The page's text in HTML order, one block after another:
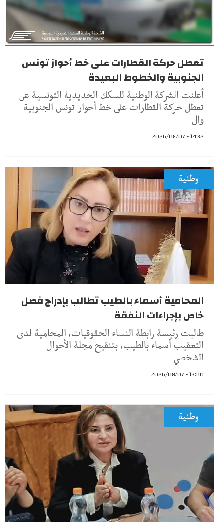
تعطل حركة القطارات على خط أحواز تونس
الجنوبية والخطوط البعيدة
أعلنت الشركة الوطنية للسكك الحديدية التونسية عن
تعطل حركة القطارات على خط أحواز تونس الجنوبية
وال
14:32 - 2026/08/07
وطنية
المحامية أسماء بالطيب تطالب بإدراج فصل
خاص بإجراءات النفقة
طالبت رئيسة رابطة النساء الحقوقيات، المحامية لدى
التعقيب أسماء بالطيب، بتنقيح مجلة الأحوال
الشخصي
13:00 - 2026/08/07
وطنية